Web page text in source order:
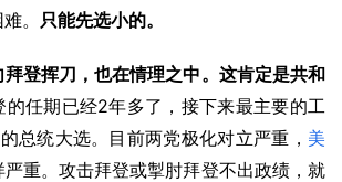
。
只能先选小的。
登挥刀，也在情理之中。这肯定是共和
的任期已经2年多了，接下来最主要的工
总统大选。目前两党极化对立严重， 美
重。攻击拜登或掣肘拜登不出政绩，就